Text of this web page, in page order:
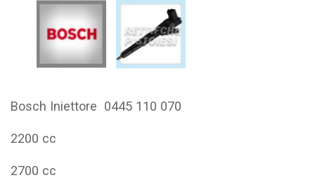
Bosch Iniettore 0445 110 070
2200 cc
2700 cc